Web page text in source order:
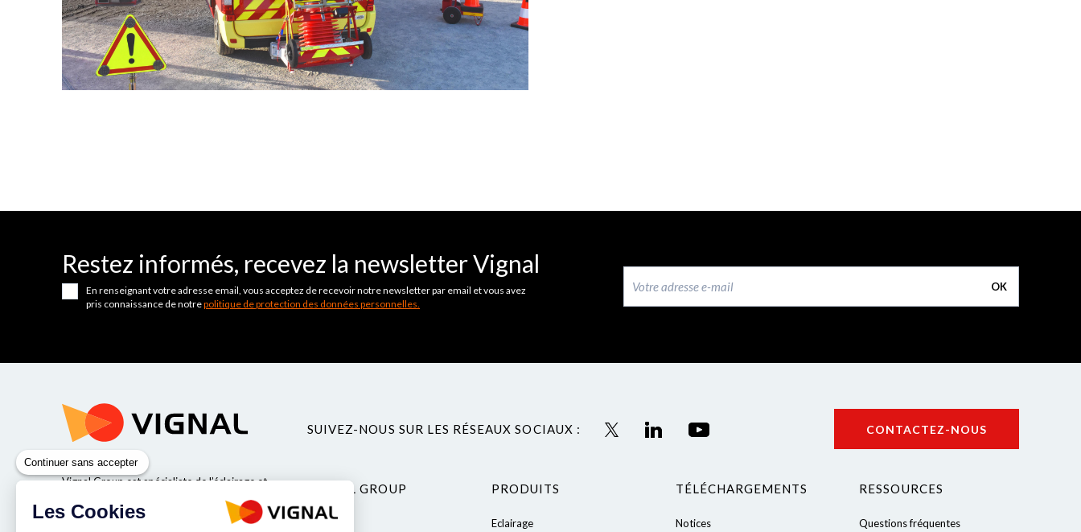
Restez informés, recevez la newsletter Vignal
OK
En renseignant votre adresse email, vous acceptez de recevoir notre newsletter par email et vous avez
pris connaissance de notrepolitique de protection des données personnelles.
Vignal Group est spécialiste de l’éclairage et
de la sécurité pour véhicules industriels.
SUIVEZ-NOUS SUR LES RÉSEAUX SOCIAUX : CONTACTEZ-NOUS
VIGNAL GROUP
Valeurs
PRODUITS
Eclairage
TÉLÉCHARGEMENTS
Notices
RESSOURCES
Questions fréquentes
Continuer sans accepter
Les Cookies